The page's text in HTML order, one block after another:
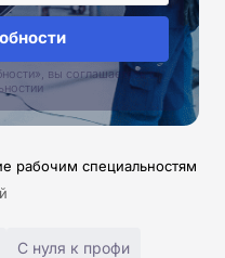
вы соглашаетесь с
рабочим специальностям
С нуля к профи